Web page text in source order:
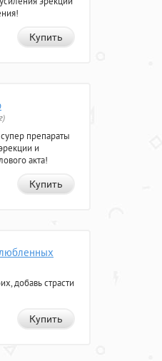
Купить
препараты
и
акта!
Купить
добавь страсти
Купить